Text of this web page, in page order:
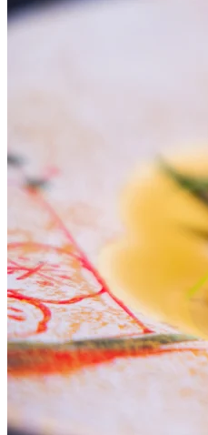
鐵板燒廚師特選晚餐$1490/位，